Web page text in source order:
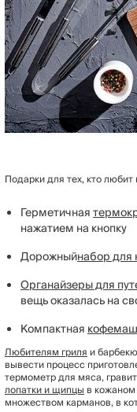
Подарки для тех, кто любит
Герметичная
нажатием на кнопку
Дорожныйнабор для
Органайзеры для
вещь оказалась на
Компактная
Любителям гриляи
вывести процесс
термометр для мяса,
лопатки и щипцыв
множеством карманов, в